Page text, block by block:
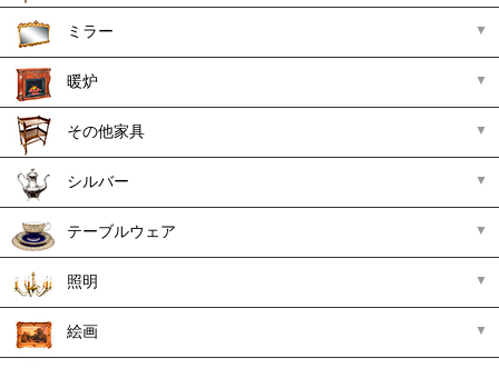
ミラー
暖炉
その他家具
シルバー
テーブルウェア
照明
絵画